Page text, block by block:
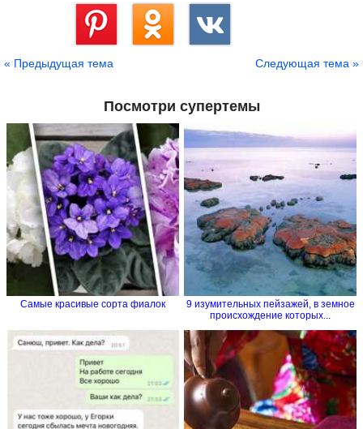
« Предыдущая тема Следующая тема »
Посмотри супертемы
Самые красивые сорта фиалок
9 изумительных пейзажей, в земное
происхождение которых...